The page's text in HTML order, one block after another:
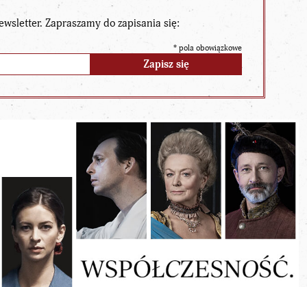
Zapraszamy do zapisania się:
*pola obowiązkowe